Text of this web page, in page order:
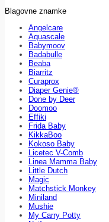
Blagovne znamke
Angelcare
Aquascale
Babymoov
Badabulle
Beaba
Biarritz
Curaprox
Diaper Genie®
Done by Deer
Doomoo
Effiki
Frida Baby
KikkaBoo
Kokoso Baby
Licetec V-Comb
Linea Mamma Baby
Little Dutch
Magic
Matchstick Monkey
Miniland
Mushie
My Carry Potty